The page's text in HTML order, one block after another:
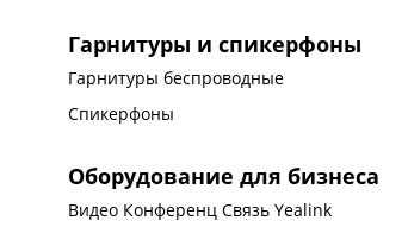
Гарнитуры и спикерфоны
Гарнитуры беспроводные
Спикерфоны
Оборудование для бизнеса
Видео Конференц Связь Yealink